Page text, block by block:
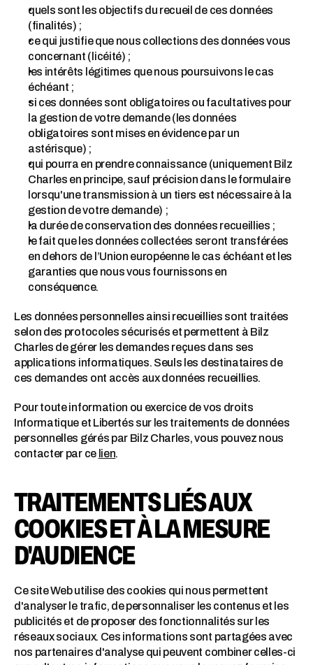
quels sont les objectifs du recueil de ces données
(finalités) ;
ce qui justifie que nous collections des données vous
concernant (licéité) ;
les intérêts légitimes que nous poursuivons le cas
échéant ;
si ces données sont obligatoires ou facultatives pour
la gestion de votre demande (les données
obligatoires sont mises en évidence par un
astérisque) ;
qui pourra en prendre connaissance (uniquement Bilz
Charles en principe, sauf précision dans le formulaire
lorsqu'une transmission à un tiers est nécessaire à la
gestion de votre demande) ;
la durée de conservation des données recueillies ;
le fait que les données collectées seront transférées
en dehors de l’Union européenne le cas échéant et les
garanties que nous vous fournissons en
conséquence.
Les données personnelles ainsi recueillies sont traitées
selon des protocoles sécurisés et permettent à Bilz
Charles de gérer les demandes reçues dans ses
applications informatiques. Seuls les destinataires de
ces demandes ont accès aux données recueillies.
Pour toute information ou exercice de vos droits
Informatique et Libertés sur les traitements de données
personnelles gérés par Bilz Charles, vous pouvez nous
contacter par celien.
TRAITEMENTS LIÉS AUX
COOKIES ET À LA MESURE
D'AUDIENCE
Ce site Web utilise des cookies qui nous permettent
d'analyser le trafic, de personnaliser les contenus et les
publicités et de proposer des fonctionnalités sur les
réseaux sociaux. Ces informations sont partagées avec
nos partenaires d'analyse qui peuvent combiner celles-ci